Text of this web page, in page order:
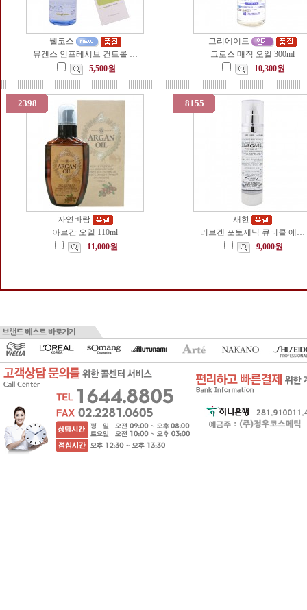
웰코스
뮤겐스 인프레시브 컨트롤 …
5,500원
그리에이트
그로스 매직 오일 300ml
10,300원
2398
자연바람
아르간 오일 110ml
11,000원
8155
새한
리브겐 포토제닉 큐티클 에…
9,000원